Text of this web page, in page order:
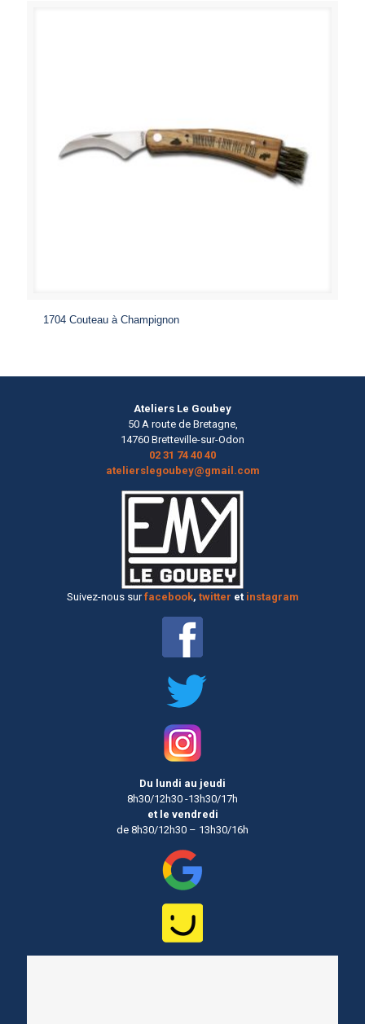
1704 Couteau à Champignon
Ateliers Le Goubey
50 A route de Bretagne,
14760 Bretteville-sur-Odon
02 31 74 40 40
atelierslegoubey@gmail.com
Suivez-nous surfacebook, twitter et instagram
Du lundi au jeudi
8h30/12h30 -13h30/17h
et le vendredi
de 8h30/12h30 – 13h30/16h